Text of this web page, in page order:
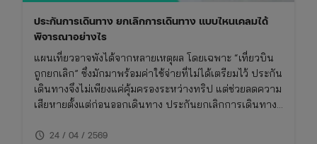
ประกันการเดินทาง ยกเลิกการเดินทาง แบบไหนเคลมได้
พิจารณาอย่างไร
แผนเที่ยวอาจพังได้จากหลายเหตุผล โดยเฉพาะ “เที่ยวบิน
ถูกยกเลิก” ซึ่งมักมาพร้อมค่าใช้จ่ายที่ไม่ได้เตรียมไว้ ประกัน
เดินทางจึงไม่เพียงแค่คุ้มครองระหว่างทริป แต่ช่วยลดความ
เสียหายตั้งแต่ก่อนออกเดินทาง ประกันยกเลิกการเดินทาง
ยังไง และต้องเตรียมอะไรบ้าง
schedule 24 / 04 / 2569